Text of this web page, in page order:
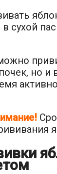
сухой
но и